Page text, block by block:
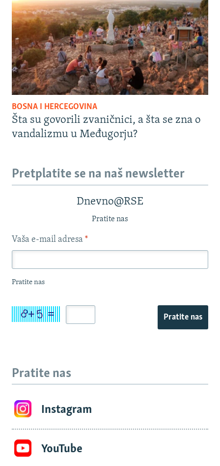
BOSNA I HERCEGOVINA
Šta su govorili zvaničnici, a šta se zna o
vandalizmu u Međugorju?
Pretplatite se na naš newsletter
Dnevno@RSE
Pratite nas
Vaša e-mail adresa *
Pratite nas
Pratite nas
Pratite nas
Instagram
YouTube